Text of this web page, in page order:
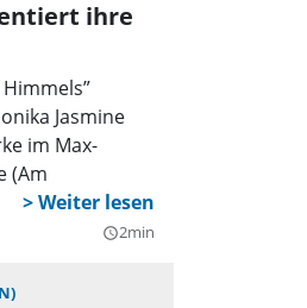
ihre
Jasmine
im Max-
(Am
query_builder2min